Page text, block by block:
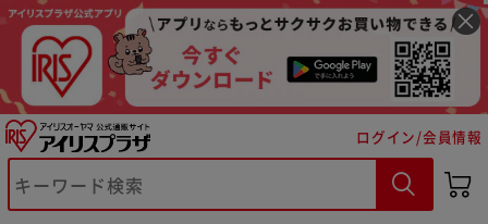
ログイン/会員情報
※ご確認ください